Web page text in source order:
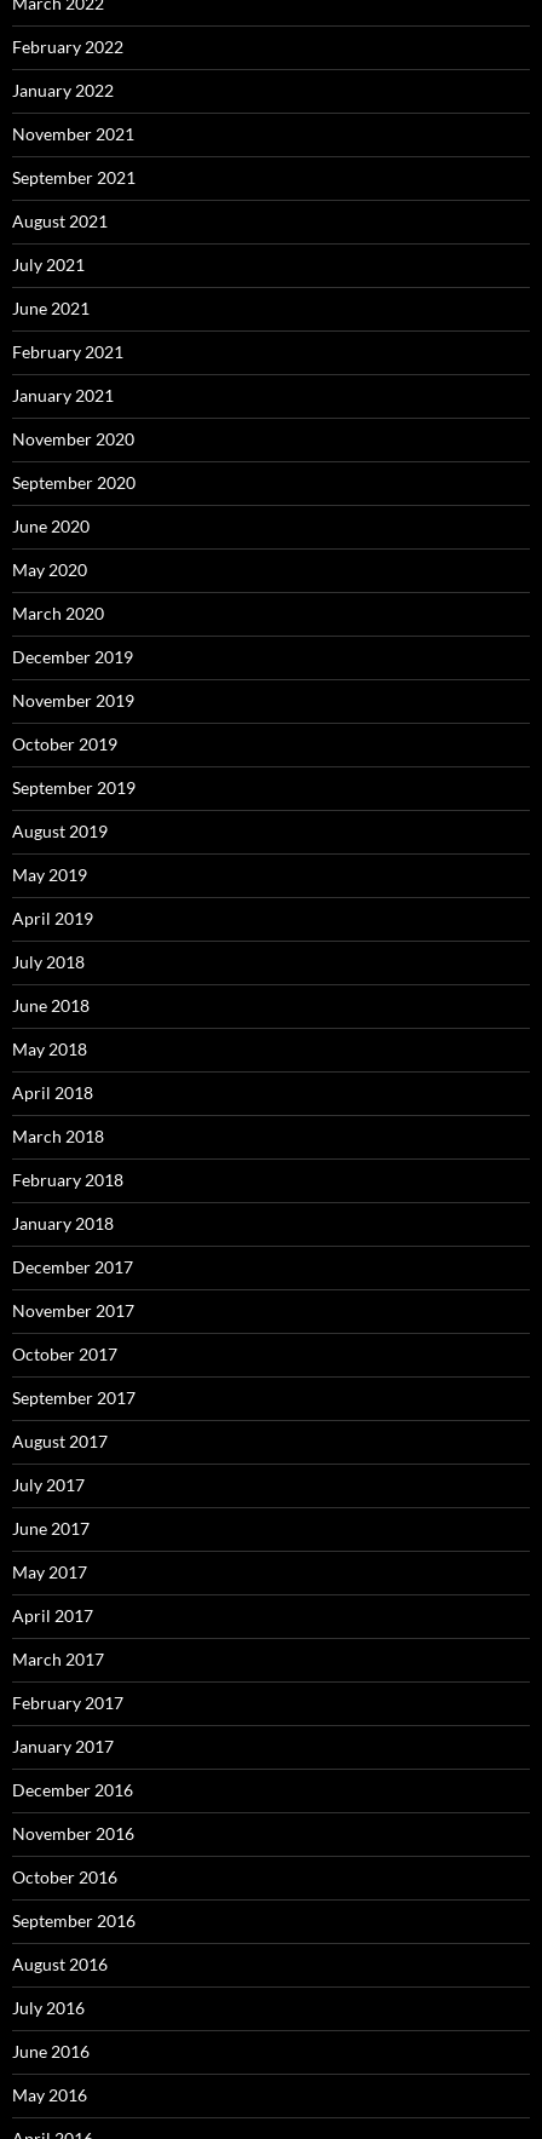
February 2022
January 2022
November 2021
September 2021
August 2021
July 2021
June 2021
February 2021
January 2021
November 2020
September 2020
June 2020
May 2020
March 2020
December 2019
November 2019
October 2019
September 2019
August 2019
May 2019
April 2019
July 2018
June 2018
May 2018
April 2018
March 2018
February 2018
January 2018
December 2017
November 2017
October 2017
September 2017
August 2017
July 2017
June 2017
May 2017
April 2017
March 2017
February 2017
January 2017
December 2016
November 2016
October 2016
September 2016
August 2016
July 2016
June 2016
May 2016